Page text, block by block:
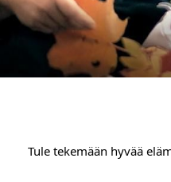
Tule tekemään hyvää